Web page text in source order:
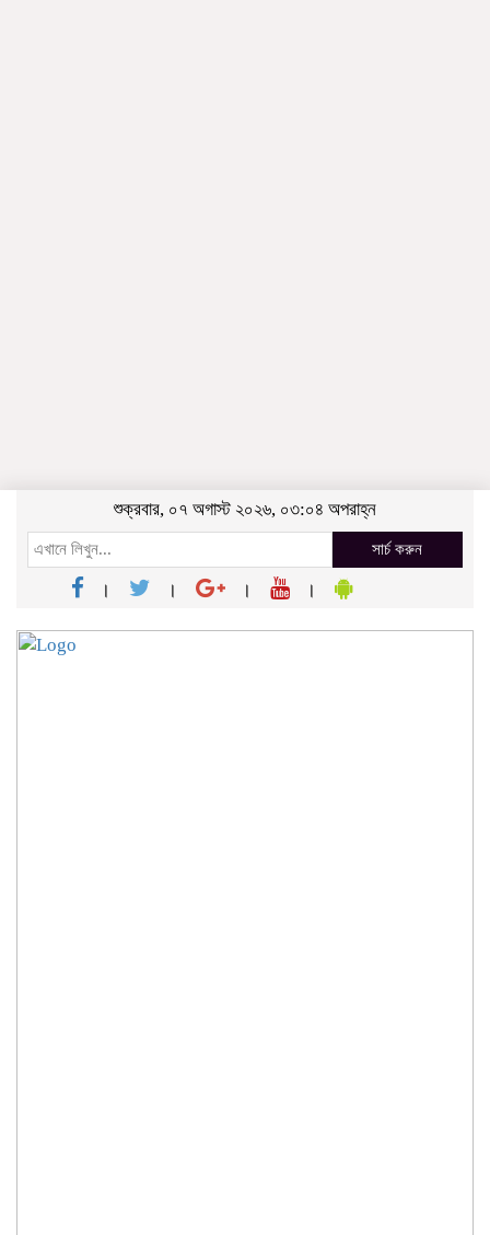
শুক্রবার, ০৭ অগাস্ট ২০২৬, ০৩:০৪ অপরাহ্ন
সার্চ করুন